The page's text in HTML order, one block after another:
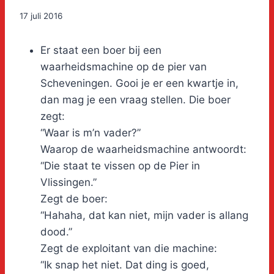
17 juli 2016
Er staat een boer bij een
waarheidsmachine op de pier van
Scheveningen. Gooi je er een kwartje in,
dan mag je een vraag stellen. Die boer
zegt:
“Waar is m’n vader?”
Waarop de waarheidsmachine antwoordt:
“Die staat te vissen op de Pier in
Vlissingen.”
Zegt de boer:
“Hahaha, dat kan niet, mijn vader is allang
dood.”
Zegt de exploitant van die machine:
“Ik snap het niet. Dat ding is goed,